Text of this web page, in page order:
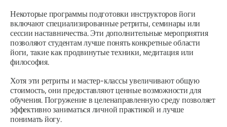
Некоторые программы подготовки инструкторов йоги
включают специализированные ретриты, семинары или
сессии наставничества. Эти дополнительные мероприятия
позволяют студентам лучше понять конкретные области
йоги, такие как продвинутые техники, медитация или
философия.
Хотя эти ретриты и мастер-классы увеличивают общую
стоимость, они предоставляют ценные возможности для
обучения. Погружение в целенаправленную среду позволяет
эффективно заниматься личной практикой и лучше
понимать йогу.